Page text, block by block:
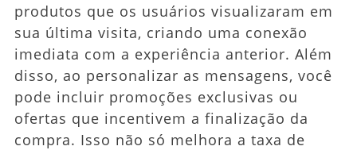
produtos que os usuários visualizaram em
sua última visita, criando uma conexão
imediata com a experiência anterior. Além
disso, ao personalizar as mensagens, você
pode incluir promoções exclusivas ou
ofertas que incentivem a finalização da
compra. Isso não só melhora a taxa de